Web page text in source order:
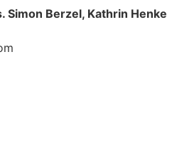
Simon Berzel, Kathrin Henke